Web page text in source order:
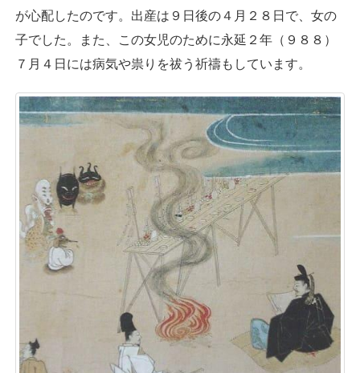
が心配したのです。出産は９日後の４月２８日で、女の
子でした。また、この女児のために永延２年（９８８）
７月４日には病気や祟りを祓う祈禱もしています。